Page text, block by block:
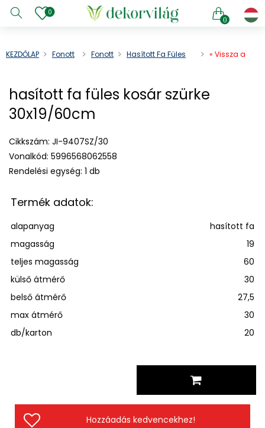
0
0
KEZDŐLAP
Fonott
Fonott
Hasított Fa Füles
« Vissza a
menu
menu
menu
menu
menu
hasított fa füles kosár szürke
30x19/60cm
Cikkszám: JI-9407SZ/30
Vonalkód: 5996568062558
Rendelési egység: 1 db
Termék adatok:
alapanyag
hasított fa
magasság
19
teljes magasság
60
külső átmérő
30
belső átmérő
27,5
max átmérő
30
db/karton
20
Hozzáadás kedvencekhez!